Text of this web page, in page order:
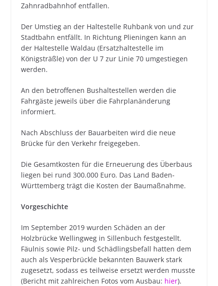
Zahnradbahnhof entfallen.
Der Umstieg an der Haltestelle Ruhbank von und zur
Stadtbahn entfällt. In Richtung Plieningen kann an
der Haltestelle Waldau (Ersatzhaltestelle im
Königsträßle) von der U 7 zur Linie 70 umgestiegen
werden.
An den betroffenen Bushaltestellen werden die
Fahrgäste jeweils über die Fahrplanänderung
informiert.
Nach Abschluss der Bauarbeiten wird die neue
Brücke für den Verkehr freigegeben.
Die Gesamtkosten für die Erneuerung des Überbaus
liegen bei rund 300.000 Euro. Das Land Baden-
Württemberg trägt die Kosten der Baumaßnahme.
Vorgeschichte
Im September 2019 wurden Schäden an der
Holzbrücke Wellingweg in Sillenbuch festgestellt.
Fäulnis sowie Pilz- und Schädlingsbefall hatten dem
auch als Vesperbrückle bekannten Bauwerk stark
zugesetzt, sodass es teilweise ersetzt werden musste
(Bericht mit zahlreichen Fotos vom Ausbau: hier).